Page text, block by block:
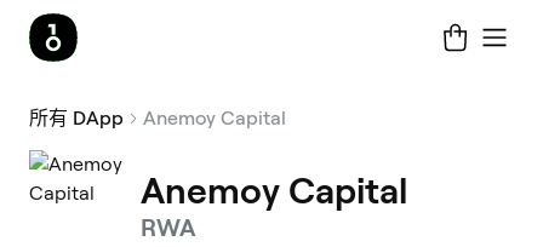
所有 DApp Anemoy Capital
Anemoy Capital
RWA